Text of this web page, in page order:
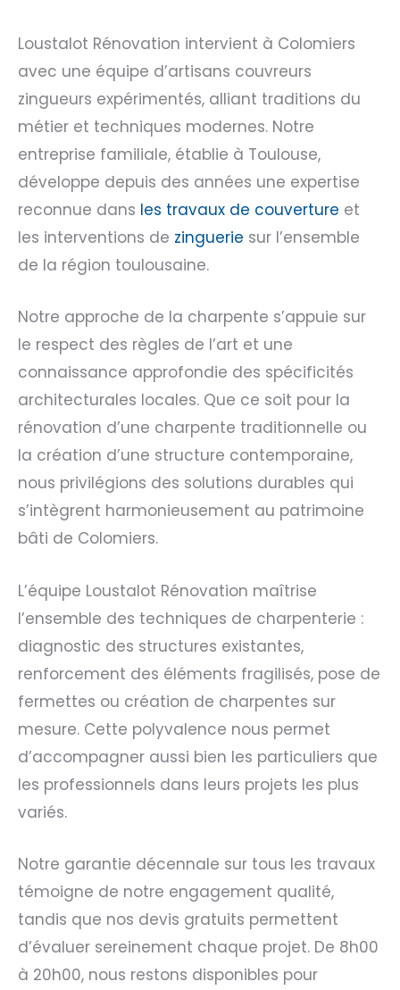
Loustalot Rénovation intervient à Colomiers
avec une équipe d’artisans couvreurs
zingueurs expérimentés, alliant traditions du
métier et techniques modernes. Notre
entreprise familiale, établie à Toulouse,
développe depuis des années une expertise
reconnue dans les travaux de couverture et
les interventions de zinguerie sur l’ensemble
de la région toulousaine.
Notre approche de la charpente s’appuie sur
le respect des règles de l’art et une
connaissance approfondie des spécificités
architecturales locales. Que ce soit pour la
rénovation d’une charpente traditionnelle ou
la création d’une structure contemporaine,
nous privilégions des solutions durables qui
s’intègrent harmonieusement au patrimoine
bâti de Colomiers.
L’équipe Loustalot Rénovation maîtrise
l’ensemble des techniques de charpenterie :
diagnostic des structures existantes,
renforcement des éléments fragilisés, pose de
fermettes ou création de charpentes sur
mesure. Cette polyvalence nous permet
d’accompagner aussi bien les particuliers que
les professionnels dans leurs projets les plus
variés.
Notre garantie décennale sur tous les travaux
témoigne de notre engagement qualité,
tandis que nos devis gratuits permettent
d’évaluer sereinement chaque projet. De 8h00
à 20h00, nous restons disponibles pour